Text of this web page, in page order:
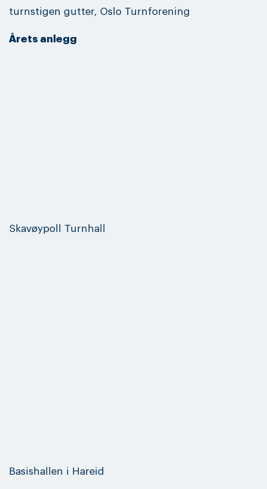
turnstigen gutter, Oslo Turnforening
Årets anlegg
Skavøypoll Turnhall
Basishallen i Hareid